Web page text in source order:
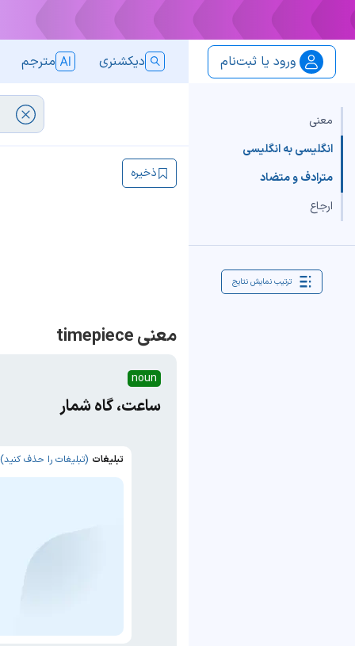
ورود یا ثبت‌نام دیکشنری مترجم
معنی
انگلیسی به انگلیسی
مترادف و متضاد
ارجاع
ترتیب نمایش نتایج
ذخیره
معنی timepiece
noun
ساعت، گاه شمار
تبلیغات (تبلیغات را حذف کنید)